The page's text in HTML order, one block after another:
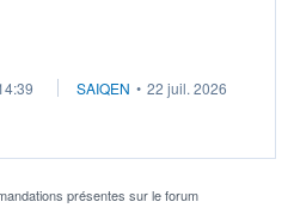
individuelles.
éligible au PEA.
SAIQEN • 22 juil. 2026
présentes sur le forum